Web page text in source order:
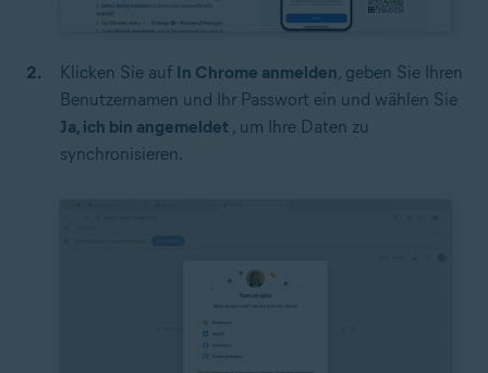
Klicken Sie auf In Chrome anmelden, geben Sie Ihren
Benutzernamen und Ihr Passwort ein und wählen Sie
Ja, ich bin angemeldet , um Ihre Daten zu
synchronisieren.